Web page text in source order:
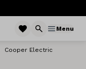
Menu
Cooper Electric